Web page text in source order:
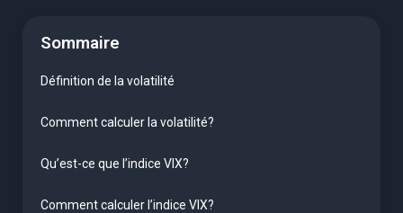
Sommaire
Définition de la volatilité
Comment calculer la volatilité?
Qu’est-ce que l’indice VIX?
Comment calculer l’indice VIX?